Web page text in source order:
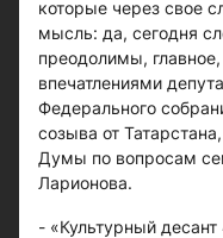
которые через свое
мысль: да, сегодня
преодолимы,
впечатлениями
Федерального
созыва от
Думы по вопросам
Ларионова.
- «Культурный